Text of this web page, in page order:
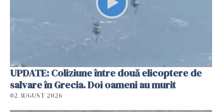
UPDATE: Coliziune între două elicoptere de
salvare în Grecia. Doi oameni au murit
02 AUGUST 2026